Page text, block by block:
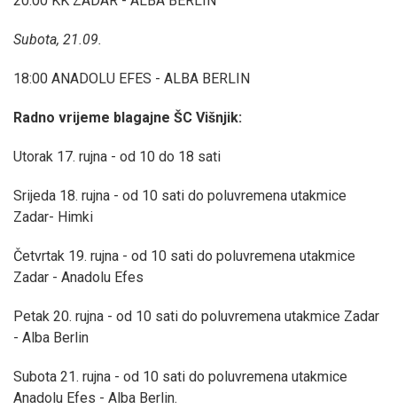
Subota, 21.09.
18:00 ANADOLU EFES - ALBA BERLIN
Radno vrijeme blagajne ŠC Višnjik:
Utorak 17. rujna - od 10 do 18 sati
Srijeda 18. rujna - od 10 sati do poluvremena utakmice
Zadar- Himki
Četvrtak 19. rujna - od 10 sati do poluvremena utakmice
Zadar - Anadolu Efes
Petak 20. rujna - od 10 sati do poluvremena utakmice Zadar
- Alba Berlin
Subota 21. rujna - od 10 sati do poluvremena utakmice
Anadolu Efes - Alba Berlin.